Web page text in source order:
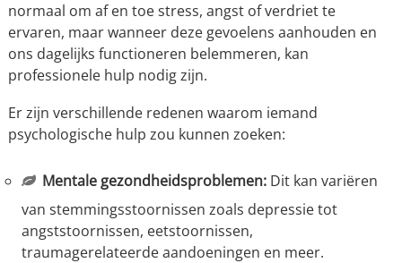
normaal om af en toe stress, angst of verdriet te
ervaren, maar wanneer deze gevoelens aanhouden en
ons dagelijks functioneren belemmeren, kan
professionele hulp nodig zijn.
Er zijn verschillende redenen waarom iemand
psychologische hulp zou kunnen zoeken:
Mentale gezondheidsproblemen:Dit kan variëren
van stemmingsstoornissen zoals depressie tot
angststoornissen, eetstoornissen,
traumagerelateerde aandoeningen en meer.